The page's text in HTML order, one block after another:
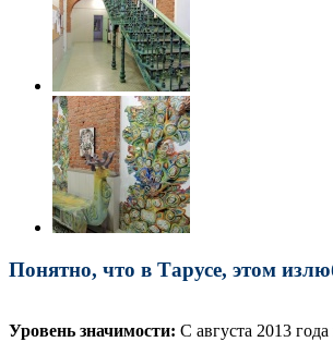
Понятно, что в Тарусе, этом
Уровень значимости: С августа 2013